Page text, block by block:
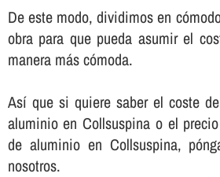
De este modo, dividimos en
obra para que pueda asumir el
manera más cómoda.
Así­ que si quiere saber el coste
aluminio en Collsuspina o el
de aluminio en Collsuspina,
nosotros.